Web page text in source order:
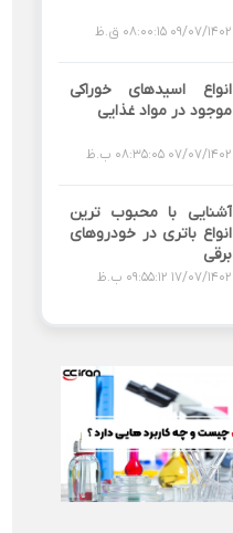
09/07/1402 08:00:15 ق.ظ
انواع اسیدهای خوراکی
موجود در مواد غذایی
07/07/1402 08:35:05 ب.ظ
آشنایی با محبوب ترین
انواع باتری در خودروهای
برقی
17/07/1402 09:55:12 ب.ظ